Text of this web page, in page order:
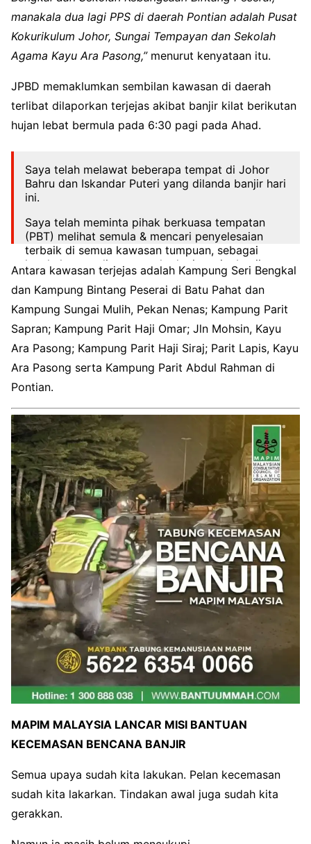
manakala dua lagi PPS di daerah Pontian adalah Pusat
Kokurikulum Johor, Sungai Tempayan dan Sekolah
Agama Kayu Ara Pasong,”menurut kenyataan itu.
JPBD memaklumkan sembilan kawasan di daerah
terlibat dilaporkan terjejas akibat banjir kilat berikutan
hujan lebat bermula pada 6:30 pagi pada Ahad.
Saya telah melawat beberapa tempat di Johor
Bahru dan Iskandar Puteri yang dilanda banjir hari
ini.
Saya telah meminta pihak berkuasa tempatan
(PBT) melihat semula & mencari penyelesaian
terbaik di semua kawasan tumpuan, sebagai
langkah persediaan menghadapi musim banjir.
1/6pic.twitter.com/2CeKHKqr3g
— Onn Hafiz Ghazi (@onnhafiz)September 25,
2022
Antara kawasan terjejas adalah Kampung Seri Bengkal
dan Kampung Bintang Peserai di Batu Pahat dan
Kampung Sungai Mulih, Pekan Nenas; Kampung Parit
Sapran; Kampung Parit Haji Omar; Jln Mohsin, Kayu
Ara Pasong; Kampung Parit Haji Siraj; Parit Lapis, Kayu
Ara Pasong serta Kampung Parit Abdul Rahman di
Pontian.
MAPIM MALAYSIA LANCAR MISI BANTUAN
KECEMASAN BENCANA BANJIR
Semua upaya sudah kita lakukan. Pelan kecemasan
sudah kita lakarkan. Tindakan awal juga sudah kita
gerakkan.